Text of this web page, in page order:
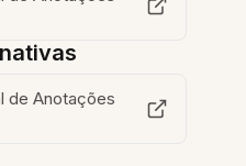
de Anotações